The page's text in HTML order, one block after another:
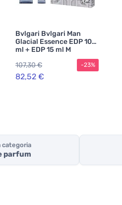
Bvlgari Bvlgari Man
Glacial Essence EDP 100
ml + EDP 15 ml M
107,30 €
82,52 €
-23%
categoria
parfum